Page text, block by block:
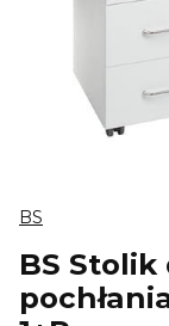
BS
BS